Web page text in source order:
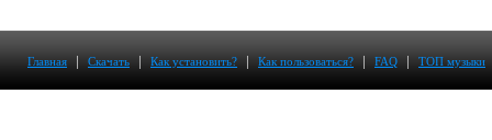
Главная | Скачать | Как установить? | Как пользоваться? | FAQ | ТОП музыки